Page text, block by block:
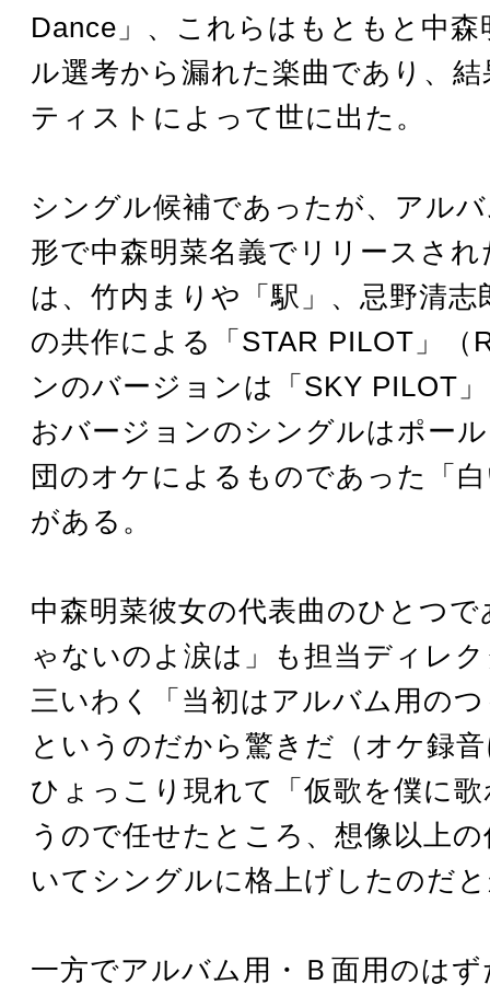
Dance」、これらはもともと中
ル選考から漏れた楽曲であり、
ティストによって世に出た。
シングル候補であったが、アル
形で中森明菜名義でリリースさ
は、竹内まりや「駅」、忌野清志
の共作による「STAR PILOT」（
ンのバージョンは「SKY PILOT
おバージョンのシングルはポー
団のオケによるものであった「
がある。
中森明菜彼女の代表曲のひとつ
ゃないのよ涙は」も担当ディレ
三いわく「当初はアルバム用の
というのだから驚きだ（オケ録
ひょっこり現れて「仮歌を僕に
うので任せたところ、想像以上
いてシングルに格上げしたのだ
一方でアルバム用・Ｂ面用のは